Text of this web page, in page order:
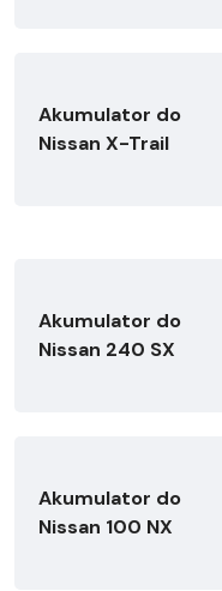
Akumulator do
Nissan X-Trail
Akumulator do
Nissan 240 SX
Akumulator do
Nissan 100 NX